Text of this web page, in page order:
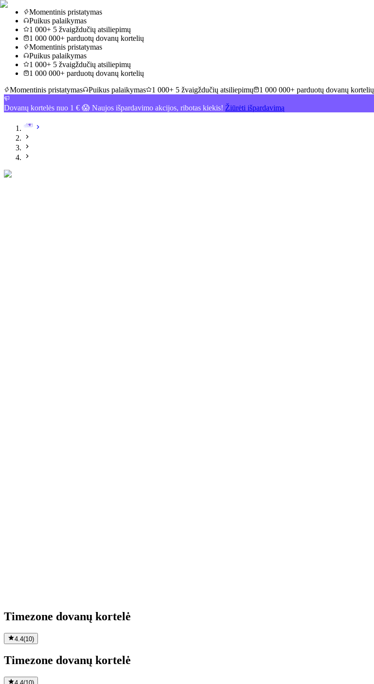
Momentinis pristatymas
Puikus palaikymas
1 000+ 5 žvaigždučių atsiliepimų
1 000 000+ parduotų dovanų kortelių
Momentinis pristatymas
Puikus palaikymas
1 000+ 5 žvaigždučių atsiliepimų
1 000 000+ parduotų dovanų kortelių
Momentinis pristatymas
Puikus palaikymas 1 000+ 5 žvaigždučių atsiliepimų 1 000 000+ parduotų dovanų kortelių
Dovanų kortelės nuo 1 € 😱 Naujos išpardavimo akcijos, ribotas kiekis! Žiūrėti išpardavimą
Timezone dovanų kortelė
4.4(10)
Timezone dovanų kortelė